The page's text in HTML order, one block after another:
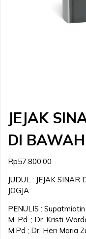
JEJAK
DI
Rp57.800,00
JUDUL : JEJAK
JOGJA
PENULIS :
M. Pd. ; Dr. Kristi
M.Pd ; Dr. Heri Maria